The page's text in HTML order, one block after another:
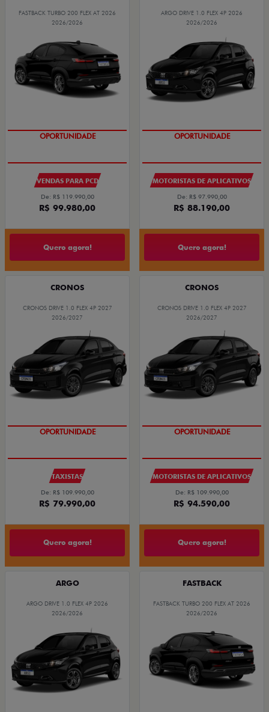
FASTBACK TURBO 200 FLEX AT 2026
2026/2026
OPORTUNIDADE
VENDAS PARA PCD
De: R$ 119.990,00
R$ 99.980,00
Quero agora!
ARGO DRIVE 1.0 FLEX 4P 2026
2026/2026
OPORTUNIDADE
MOTORISTAS DE APLICATIVOS
De: R$ 97.990,00
R$ 88.190,00
Quero agora!
CRONOS
CRONOS DRIVE 1.0 FLEX 4P 2027
2026/2027
OPORTUNIDADE
TAXISTAS
De: R$ 109.990,00
R$ 79.990,00
Quero agora!
CRONOS
CRONOS DRIVE 1.0 FLEX 4P 2027
2026/2027
OPORTUNIDADE
MOTORISTAS DE APLICATIVOS
De: R$ 109.990,00
R$ 94.590,00
Quero agora!
ARGO
ARGO DRIVE 1.0 FLEX 4P 2026
2026/2026
FASTBACK
FASTBACK TURBO 200 FLEX AT 2026
2026/2026